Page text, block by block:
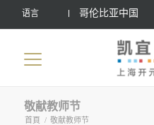
语言 哥伦比亚中国
敬献教师节
首頁 / 敬献教师节